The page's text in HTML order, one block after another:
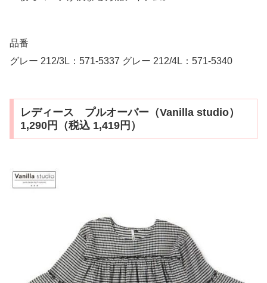
品番
グレー 212/3L：571-5337 グレー 212/4L：571-5340
レディース プルオーバー（Vanilla studio）
1,290円（税込 1,419円）